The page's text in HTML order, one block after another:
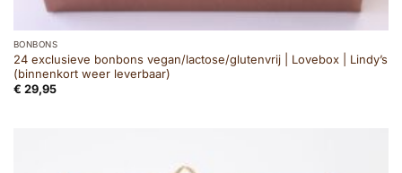
BONBONS
24 exclusieve bonbons vegan/lactose/glutenvrij | Lovebox | Lindy’s
(binnenkort weer leverbaar)
€ 29,95